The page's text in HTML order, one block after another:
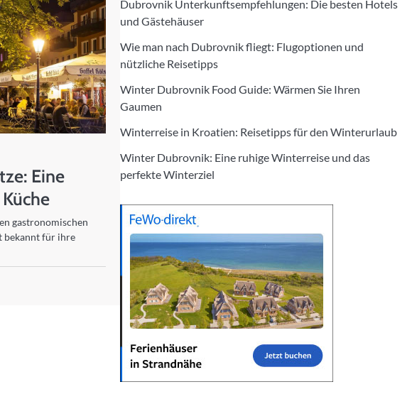
Eine
gastronomischen
bekannt für ihre
Dubrovnik Unterkunftsempfehlungen: Die besten Hotels
und Gästehäuser
Wie man nach Dubrovnik fliegt: Flugoptionen und
nützliche Reisetipps
Winter Dubrovnik Food Guide: Wärmen Sie Ihren
Gaumen
Winterreise in Kroatien: Reisetipps für den Winterurlaub
Winter Dubrovnik: Eine ruhige Winterreise und das
perfekte Winterziel